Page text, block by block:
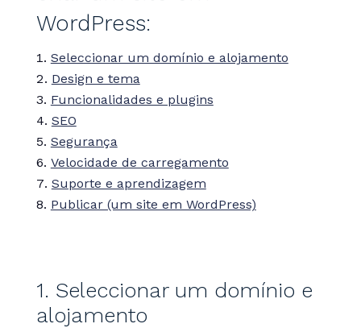
WordPress:
Seleccionar um domínio e alojamento
Design e tema
Funcionalidades e plugins
SEO
Segurança
Velocidade de carregamento
Suporte e aprendizagem
Publicar (um site em WordPress)
1. Seleccionar um domínio e
alojamento